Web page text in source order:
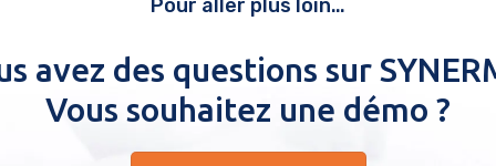
Pour aller plus loin…
avez des questions sur
Vous souhaitez une démo ?